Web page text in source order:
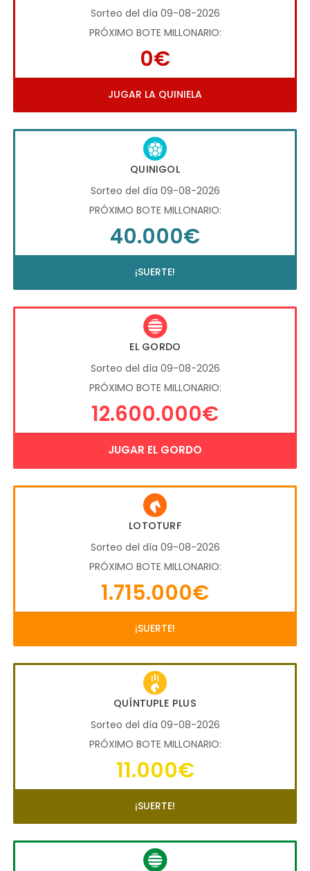
Sorteo del día 09-08-2026
PRÓXIMO BOTE MILLONARIO:
0€
JUGAR LA QUINIELA
QUINIGOL
Sorteo del día 09-08-2026
PRÓXIMO BOTE MILLONARIO:
40.000€
¡SUERTE!
EL GORDO
Sorteo del día 09-08-2026
PRÓXIMO BOTE MILLONARIO:
12.600.000€
JUGAR EL GORDO
LOTOTURF
Sorteo del día 09-08-2026
PRÓXIMO BOTE MILLONARIO:
1.715.000€
¡SUERTE!
QUÍNTUPLE PLUS
Sorteo del día 09-08-2026
PRÓXIMO BOTE MILLONARIO:
11.000€
¡SUERTE!